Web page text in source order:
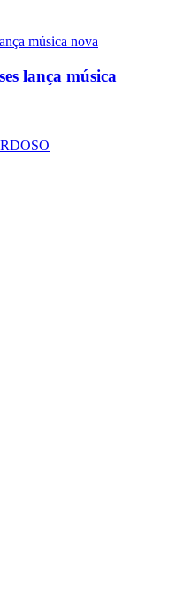
lança música